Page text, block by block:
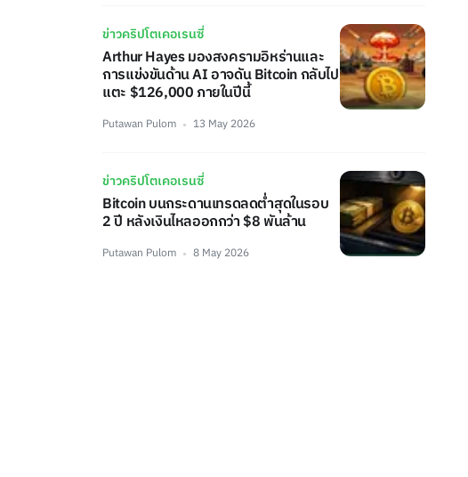
ข่าวคริปโตเคอเรนซี่
Arthur Hayes มองสงครามอิหร่านและ
การแข่งขันด้าน AI อาจดัน Bitcoin กลับไป
แตะ $126,000 ภายในปีนี้
Putawan Pulom 13 May 2026
ข่าวคริปโตเคอเรนซี่
Bitcoin บนกระดานเทรดลดต่ำสุดในรอบ
2 ปี หลังเงินไหลออกกว่า $8 พันล้าน
Putawan Pulom 8 May 2026